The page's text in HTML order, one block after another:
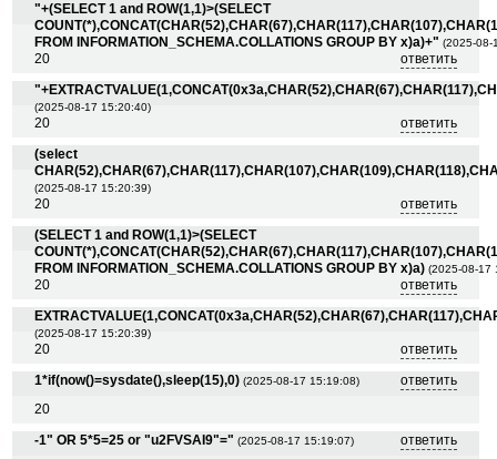
"+(SELECT 1 and ROW(1,1)>(SELECT
FROM INFORMATION_SCHEMA.COLLATIONS GROUP BY x)a)+" (2025-08-
ответить
20
(2025-08-17 15:20:40)
ответить
20
(select
(2025-08-17 15:20:39)
ответить
20
(SELECT 1 and ROW(1,1)>(SELECT
FROM INFORMATION_SCHEMA.COLLATIONS GROUP BY x)a) (2025-08-17
ответить
20
(2025-08-17 15:20:39)
ответить
20
1*if(now()=sysdate(),sleep(15),0) (2025-08-17 15:19:08)
ответить
20
-1" OR 5*5=25 or "u2FVSAI9"=" (2025-08-17 15:19:07)
ответить